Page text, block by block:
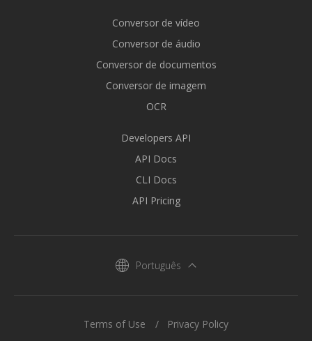
Conversor de vídeo
Conversor de áudio
Conversor de documentos
Conversor de imagem
OCR
Developers API
API Docs
CLI Docs
API Pricing
Português
Terms of Use Privacy Policy